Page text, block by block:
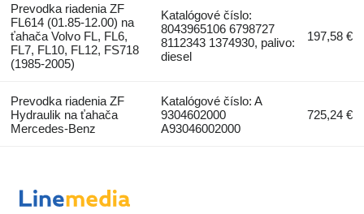
Prevodka riadenia ZF
FL614 (01.85-12.00) na
ťahača Volvo FL, FL6,
FL7, FL10, FL12, FS718
(1985-2005)
Katalógové číslo:
8043965106 6798727
8112343 1374930, palivo:
diesel
197,58 €
Prevodka riadenia ZF
Hydraulik na ťahača
Mercedes-Benz
Katalógové číslo: A
9304602000
A93046002000
725,24 €